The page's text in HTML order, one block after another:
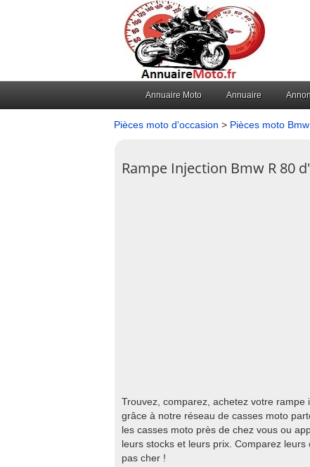
Annuaire Moto Annuaire
Pièces moto d'occasion > Pièces moto
Rampe Injection Bmw R 80
Trouvez, comparez, achetez votre
grâce à notre réseau de casses moto
les casses moto près de chez vous ou
leurs stocks et leurs prix. Comparez
pas cher !